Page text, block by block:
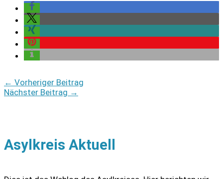
← Vorheriger Beitrag
Nächster Beitrag →
Asylkreis Aktuell